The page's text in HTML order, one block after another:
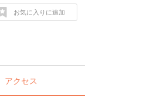
お気に入りに追加
アクセス